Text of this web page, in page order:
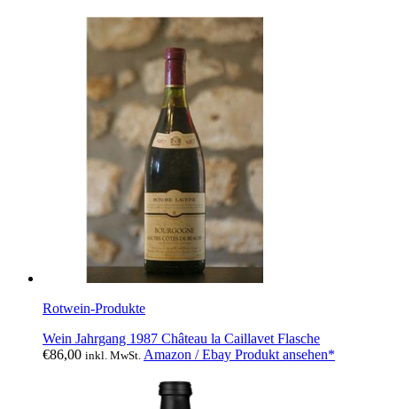
Rotwein-Produkte
Wein Jahrgang 1987 Château la Caillavet Flasche
€86,00 inkl. MwSt. Amazon / Ebay Produkt ansehen*